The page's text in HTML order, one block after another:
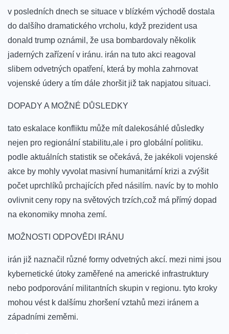
v⁢ posledních dnech se situace v blízkém východě dostala
do dalšího dramatického vrcholu, když prezident usa ​
donald trump ⁢oznámil, že usa bombardovaly‍ několik
jaderných zařízení v iránu. irán na tuto akci reagoval
slibem odvetných opatření, která by mohla zahrnovat
vojenské údery ⁤a tím dále zhoršit již tak napjatou situaci.
DOPADY A MOŽNÉ DŮSLEDKY
tato eskalace konfliktu může mít ⁢dalekosáhlé důsledky
nejen pro regionální stabilitu,ale i ​pro globální politiku.
podle aktuálních statistik se očekává, že ⁤jakékoli vojenské
akce by mohly ⁣vyvolat masivní humanitární krizi a zvýšit⁤
počet uprchlíků prchajících před‌ násilím. navíc by to ‌mohlo
ovlivnit ceny ropy na světových trzích,což má přímý dopad
na ekonomiky​ mnoha zemí.
MOŽNOSTI ODPOVĚDI ‍IRÁNU
irán již naznačil ​různé formy ‍odvetných akcí.‍ mezi nimi​ jsou‍
kybernetické útoky zaměřené ‍na americké infrastruktury
nebo podporování militantních skupin ⁤v regionu. tyto kroky
mohou vést k dalšímu zhoršení vztahů mezi iránem‌ a
západními⁤ zeměmi.